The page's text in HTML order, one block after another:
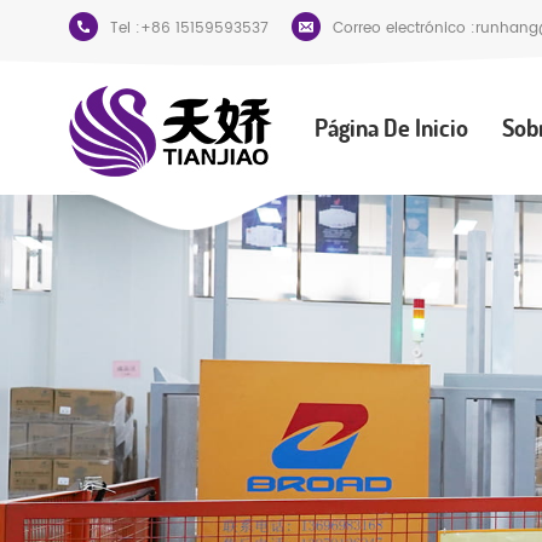
Tel :+86 15159593537 Correo electrónico :
Página De Inicio